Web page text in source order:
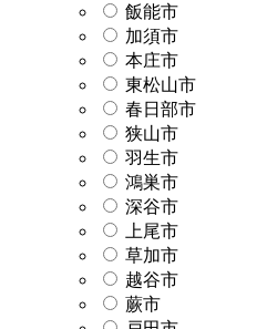
飯能市
加須市
本庄市
東松山市
春日部市
狭山市
羽生市
鴻巣市
深谷市
上尾市
草加市
越谷市
蕨市